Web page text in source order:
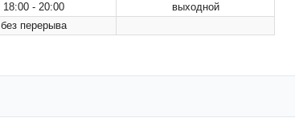
18:00 - 20:00
выходной
без перерыва